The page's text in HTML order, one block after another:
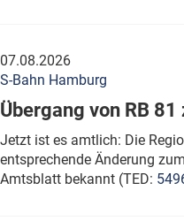
07.08.2026
S-Bahn Hamburg
Übergang von RB
Jetzt ist es amtlich: Die
entsprechende Änderung
Amtsblatt bekannt (TED: